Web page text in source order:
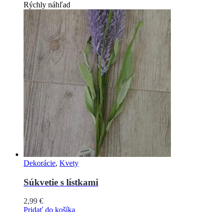
Rýchly náhľad
Dekorácie, Kvety
Súkvetie s lístkami
2,99 €
Pridať do košíka